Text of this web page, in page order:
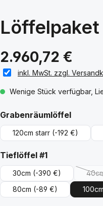
2.960,72 €
inkl. MwSt. zzgl.
Wenige Stück verfügbar,
Grabenräumlöffel
120cm starr (-192 €)
Tieflöffel #1auswählen
30cm (-390 €)
80cm (-89 €) 100cm